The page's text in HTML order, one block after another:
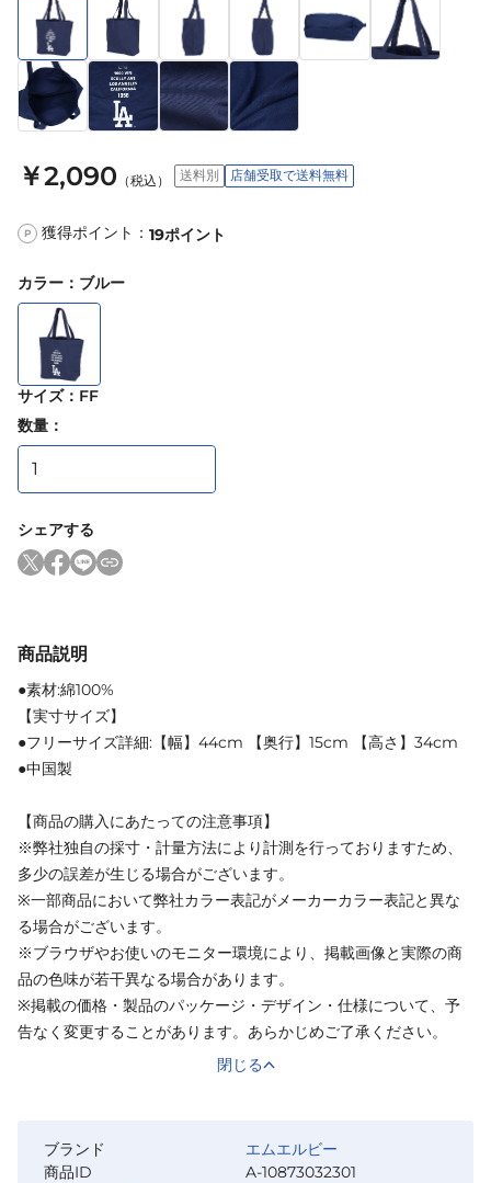
￥2,090 （税込） 送料別 店舗受取で送料無料
P 獲得ポイント： 19ポイント
カラー ： ブルー
サイズ： FF
数量：
シェアする
商品説明
●素材:綿100%
【実寸サイズ】
●フリーサイズ詳細:【幅】44cm 【奥行】15cm 【高さ】34cm
●中国製
【商品の購入にあたっての注意事項】
※弊社独自の採寸・計量方法により計測を行っておりますため、
多少の誤差が生じる場合がございます。
※一部商品において弊社カラー表記がメーカーカラー表記と異な
る場合がございます。
※ブラウザやお使いのモニター環境により、掲載画像と実際の商
品の色味が若干異なる場合があります。
※掲載の価格・製品のパッケージ・デザイン・仕様について、予
告なく変更することがあります。あらかじめご了承ください。
閉じる
ブランド
エムエルビー
商品ID
A-10873032301